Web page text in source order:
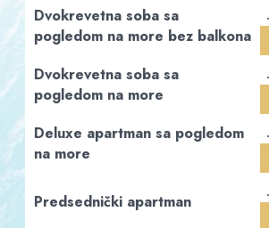
Dvokrevetna soba sa
pogledom na more bez balkona
Dvokrevetna soba sa
pogledom na more
Deluxe apartman sa pogledom
na more
Predsednički apartman